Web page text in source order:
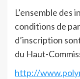
L’ensemble des
conditions de
d’inscription
du Haut-
http://